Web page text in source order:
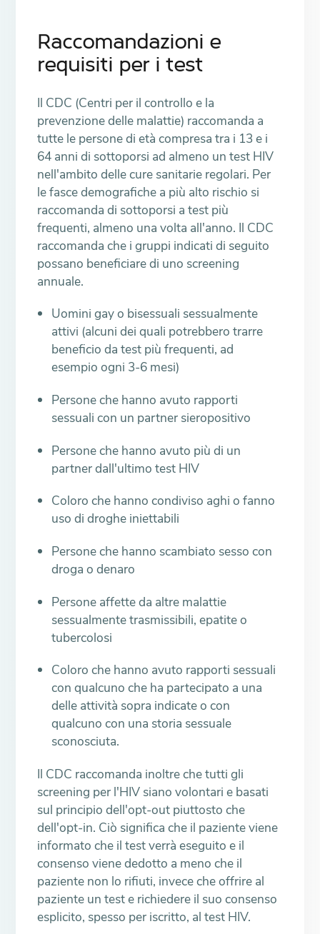
Raccomandazioni e
requisiti per i test
Il CDC (Centri per il controllo e la
prevenzione delle malattie) raccomanda a
tutte le persone di età compresa tra i 13 e i
64 anni di sottoporsi ad almeno un test HIV
nell'ambito delle cure sanitarie regolari. Per
le fasce demografiche a più alto rischio si
raccomanda di sottoporsi a test più
frequenti, almeno una volta all'anno. Il CDC
raccomanda che i gruppi indicati di seguito
possano beneficiare di uno screening
annuale.
Uomini gay o bisessuali sessualmente
attivi (alcuni dei quali potrebbero trarre
beneficio da test più frequenti, ad
esempio ogni 3-6 mesi)
Persone che hanno avuto rapporti
sessuali con un partner sieropositivo
Persone che hanno avuto più di un
partner dall'ultimo test HIV
Coloro che hanno condiviso aghi o fanno
uso di droghe iniettabili
Persone che hanno scambiato sesso con
droga o denaro
Persone affette da altre malattie
sessualmente trasmissibili, epatite o
tubercolosi
Coloro che hanno avuto rapporti sessuali
con qualcuno che ha partecipato a una
delle attività sopra indicate o con
qualcuno con una storia sessuale
sconosciuta.
Il CDC raccomanda inoltre che tutti gli
screening per l'HIV siano volontari e basati
sul principio dell'opt-out piuttosto che
dell'opt-in. Ciò significa che il paziente viene
informato che il test verrà eseguito e il
consenso viene dedotto a meno che il
paziente non lo rifiuti, invece che offrire al
paziente un test e richiedere il suo consenso
esplicito, spesso per iscritto, al test HIV.